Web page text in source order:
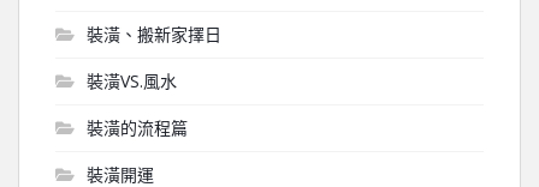
裝潢、搬新家擇日
裝潢VS.風水
裝潢的流程篇
裝潢開運